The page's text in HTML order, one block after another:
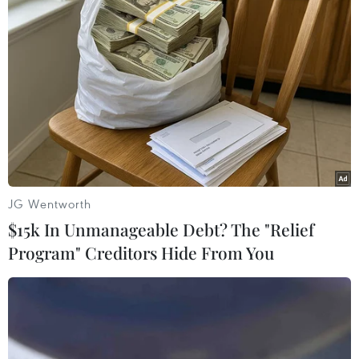
Hy Lạp hoan nghênh IMF tham gia gói
cứu trợ 94 tỷ USD
Hy Lạp hoan nghênh sự tham gia của IMF trong khuôn
khổ gói cứu trợ trị giá 86 tỷ euro (94 tỷ USD) mà Athens
JG Wentworth
$15k In Unmanageable Debt? The "Relief
Program" Creditors Hide From You